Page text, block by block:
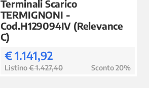
Terminali Scarico
TERMIGNONI -
Cod.H129094IV (Relevance
C)
€ 1.141,92
Listino€ 1.427,40 Sconto 20%